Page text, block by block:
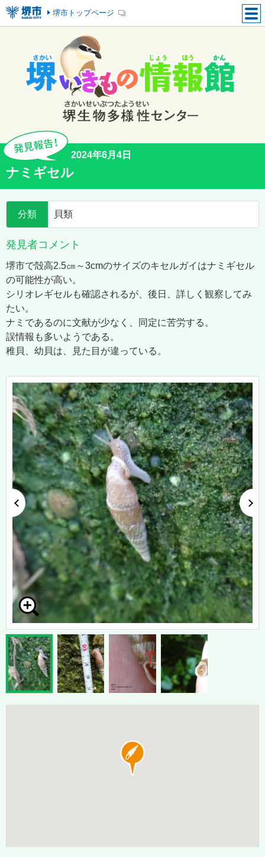
堺市トップページ
2024年6月4日
ナミギセル
分類 貝類
発見者コメント
堺市で殻高2.5㎝～3cmのサイズのキセルガイはナミギセル
の可能性が高い。
シリオレギセルも確認されるが、後日、詳しく観察してみ
たい。
ナミであるのに文献が少なく、同定に苦労する。
誤情報も多いようである。
稚貝、幼貝は、見た目が違っている。